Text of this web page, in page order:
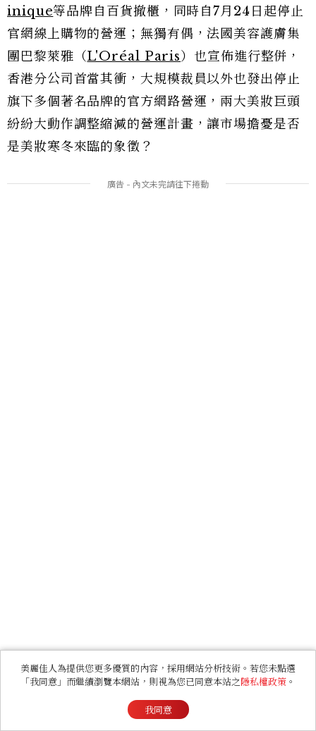
inique等品牌自百貨撤櫃，同時自7月24日起停止
官網線上購物的營運；無獨有偶，法國美容護膚集
團巴黎萊雅（L'Oréal Paris）也宣佈進行整併，
香港分公司首當其衝，大規模裁員以外也發出停止
旗下多個著名品牌的官方網路營運，兩大美妝巨頭
紛紛大動作調整縮減的營運計畫，讓市場擔憂是否
是美妝寒冬來臨的象徵？
美麗佳人為提供您更多優質的內容，採用網站分析技術。若您未點選
「我同意」而繼續瀏覽本網站，則視為您已同意本站之隱私權政策 。
我同意